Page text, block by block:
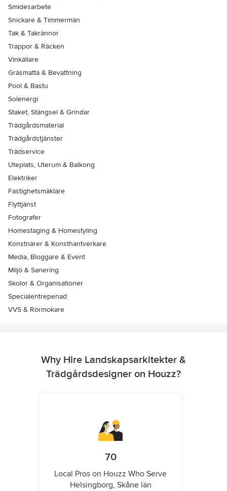
Smidesarbete
Snickare & Timmermän
Tak & Takrännor
Trappor & Räcken
Vinkällare
Gräsmatta & Bevattning
Pool & Bastu
Solenergi
Staket, Stängsel & Grindar
Trädgårdsmaterial
Trädgårdstjänster
Trädservice
Uteplats, Uterum & Balkong
Elektriker
Fastighetsmäklare
Flyttjänst
Fotografer
Homestaging & Homestyling
Konstnärer & Konsthantverkare
Media, Bloggare & Event
Miljö & Sanering
Skolor & Organisationer
Specialentrepenad
VVS & Rörmokare
Why Hire Landskapsarkitekter &
Trädgårdsdesigner on Houzz?
70
Local Pros on Houzz Who Serve
Helsingborg, Skåne län